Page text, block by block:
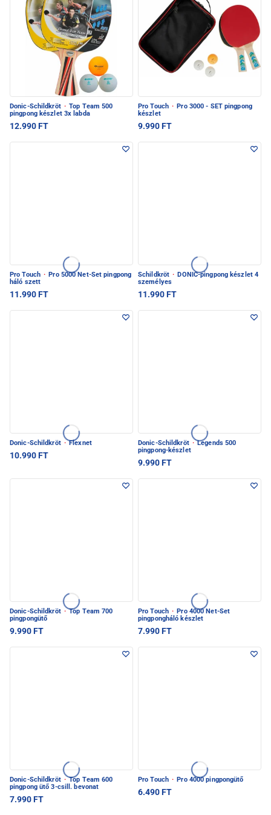
Donic-Schildkröt · Top Team 500
pingpong készlet 3x labda
12.990 FT
Pro Touch · Pro 3000 - SET pingpong
készlet
9.990 FT
Pro Touch · Pro 5000 Net-Set pingpong
háló szett
11.990 FT
Schildkröt · DONIC-pingpong készlet 4
személyes
11.990 FT
Donic-Schildkröt ·Flexnet
10.990 FT
Donic-Schildkröt ·Legends 500
pingpong-készlet
9.990 FT
Donic-Schildkröt ·Top Team 700
pingpongütő
9.990 FT
Pro Touch · Pro 4000 Net-Set
pingpongháló készlet
7.990 FT
Donic-Schildkröt ·Top Team 600
pingpong ütő 3-csill. bevonat
7.990 FT
Pro Touch · Pro 4000 pingpongütő
6.490 FT